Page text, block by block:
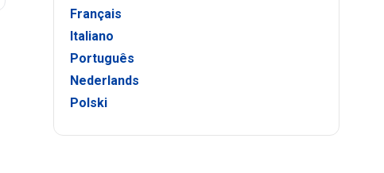
Français
Italiano
Português
Nederlands
Polski